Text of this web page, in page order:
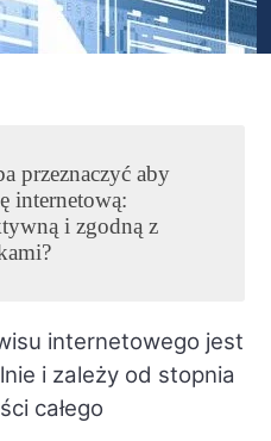
przeznaczyć aby
internetową:
i zgodną z
internetowego jest
i zależy od stopnia
całego